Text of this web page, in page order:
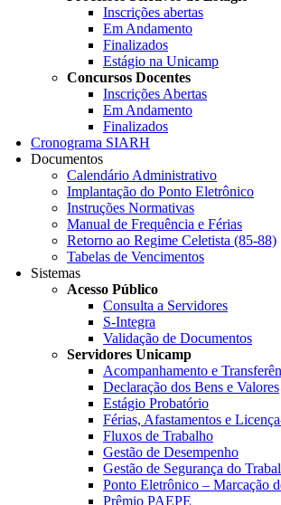
Inscrições abertas
Em Andamento
Finalizados
Estágio na Unicamp
Concursos Docentes
Inscrições Abertas
Em Andamento
Finalizados
Cronograma SIARH
Documentos
Calendário Administrativo
Implantação do Ponto Eletrônico
Instruções Normativas
Manual de Frequência e Férias
Retorno ao Regime Celetista (85-88)
Tabelas de Vencimentos
Sistemas
Acesso Público
Consulta a Servidores
S-Integra
Validação de Documentos
Servidores Unicamp
Acompanhamento e
Declaração dos Bens e Valores
Estágio Probatório
Férias, Afastamentos e
Fluxos de Trabalho
Gestão de Desempenho
Gestão de Segurança do
Ponto Eletrônico – Marcação
Prêmio PAEPE